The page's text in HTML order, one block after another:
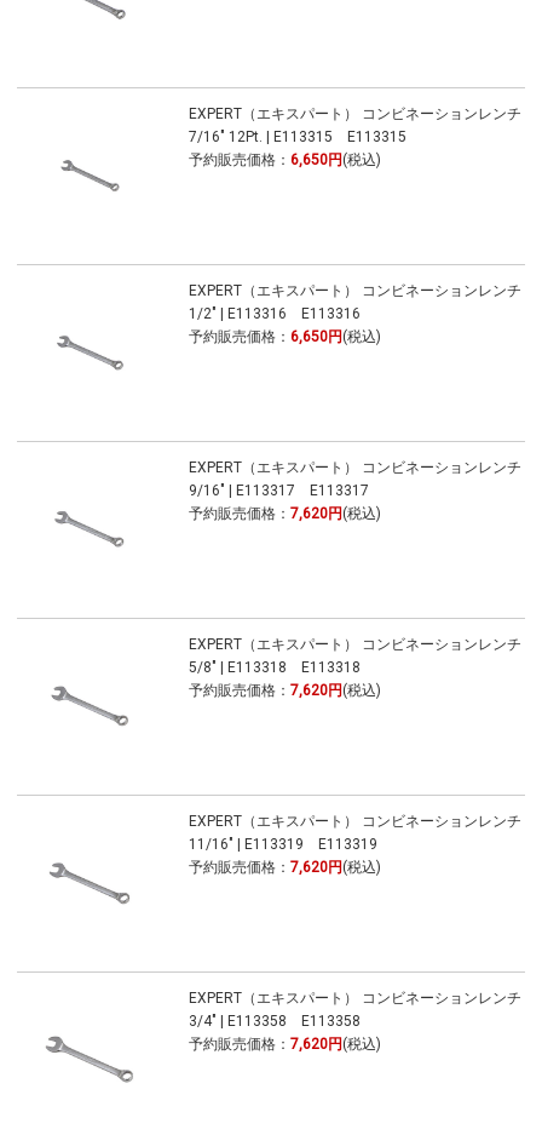
EXPERT（エキスパート） コンビネーションレンチ
7/16" 12Pt. | E113315 E113315
予約販売価格： 6,650円 (税込)
EXPERT（エキスパート） コンビネーションレンチ
1/2" | E113316 E113316
予約販売価格： 6,650円 (税込)
EXPERT（エキスパート） コンビネーションレンチ
9/16" | E113317 E113317
予約販売価格： 7,620円 (税込)
EXPERT（エキスパート） コンビネーションレンチ
5/8" | E113318 E113318
予約販売価格： 7,620円 (税込)
EXPERT（エキスパート） コンビネーションレンチ
11/16" | E113319 E113319
予約販売価格： 7,620円 (税込)
EXPERT（エキスパート） コンビネーションレンチ
3/4" | E113358 E113358
予約販売価格： 7,620円 (税込)